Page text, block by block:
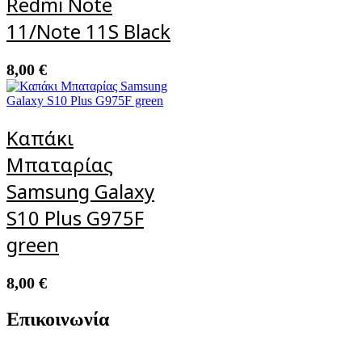
11/Note 11S Black
8,00 €
Καπάκι
Μπαταρίας
Samsung Galaxy
S10 Plus G975F
green
8,00 €
Επικοινωνία